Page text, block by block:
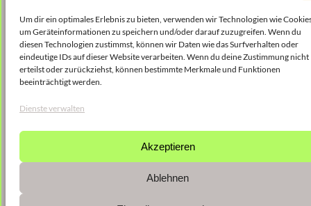
Um dir ein optimales Erlebnis zu bieten, verwenden wir Technologien wie
um Geräteinformationen zu speichern und/oder darauf zuzugreifen. Wenn du
diesen Technologien zustimmst, können wir Daten wie das Surfverhalten oder
eindeutige IDs auf dieser Website verarbeiten. Wenn du deine Zustimmung nicht
erteilst oder zurückziehst, können bestimmte Merkmale und Funktionen
beeinträchtigt werden.
Dienste verwalten
Akzeptieren
Ablehnen
Christian Theil
splitter und double (2001)
Michael Beil
Und Sechs (2000)